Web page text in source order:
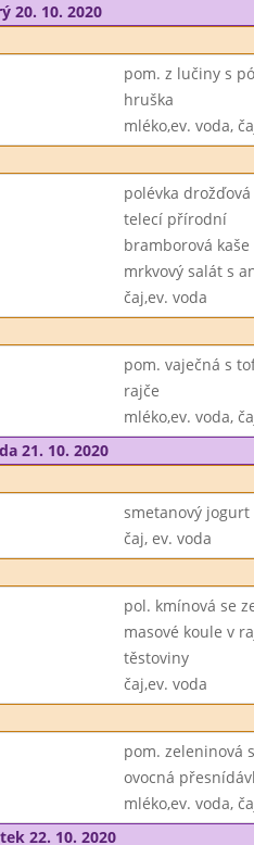
20. 10. 2020
pom. z lučiny s
hruška
mléko,ev. voda,
polévka
telecí přírodní
bramborová kaše
mrkvový salát s
čaj,ev. voda
pom. vaječná s
rajče
mléko,ev. voda,
21. 10. 2020
smetanový
čaj, ev. voda
pol. kmínová se
masové koule v
těstoviny
čaj,ev. voda
pom. zeleninová
ovocná
mléko,ev. voda,
22. 10. 2020